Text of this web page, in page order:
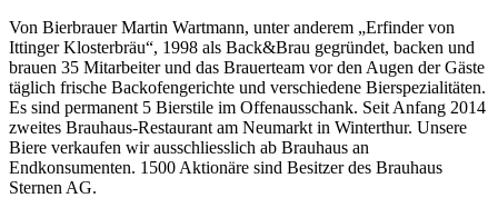
Von Bierbrauer Martin Wartmann, unter anderem „Erfinder von
Ittinger Klosterbräu“, 1998 als Back&Brau gegründet, backen und
brauen 35 Mitarbeiter und das Brauerteam vor den Augen der Gäste
täglich frische Backofengerichte und verschiedene Bierspezialitäten.
Es sind permanent 5 Bierstile im Offenausschank. Seit Anfang 2014
zweites Brauhaus-Restaurant am Neumarkt in Winterthur. Unsere
Biere verkaufen wir ausschliesslich ab Brauhaus an
Endkonsumenten. 1500 Aktionäre sind Besitzer des Brauhaus
Sternen AG.